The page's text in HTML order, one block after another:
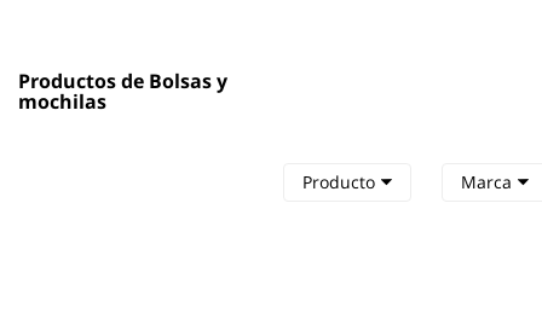
Producto Marca
Productos de Bolsas y
mochilas